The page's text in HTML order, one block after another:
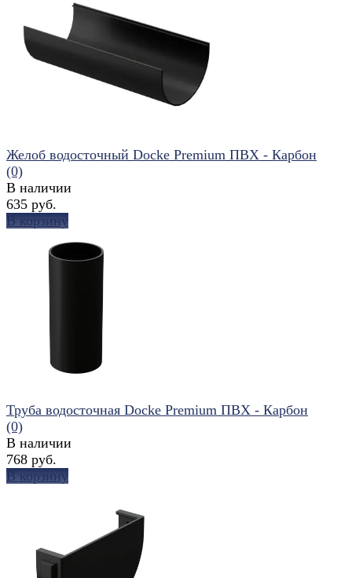
избранное сравнить
избранное
Желоб водосточный Docke Premium ПВХ - Карбон
(0)
В наличии
635 руб.
В корзину
избранное сравнить
Труба водосточная Docke Premium ПВХ - Карбон
(0)
В наличии
768 руб.
В корзину